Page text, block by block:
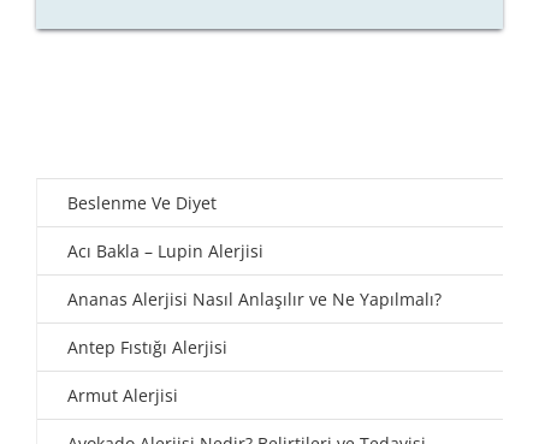
Beslenme Ve Diyet
Acı Bakla – Lupin Alerjisi
Ananas Alerjisi Nasıl Anlaşılır ve Ne Yapılmalı?
Antep Fıstığı Alerjisi
Armut Alerjisi